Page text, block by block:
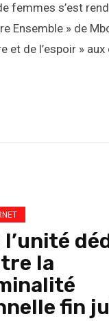
femmes s’est
Ensemble » de
et de l’espoir »
la
fin